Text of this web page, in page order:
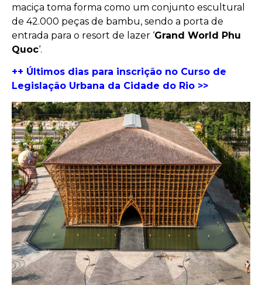
maciça toma forma como um conjunto escultural
de 42.000 peças de bambu, sendo a porta de
entrada para o resort de lazer ‘Grand World Phu
Quoc‘.
++ Últimos dias para inscrição no Curso de
Legislação Urbana da Cidade do Rio >>